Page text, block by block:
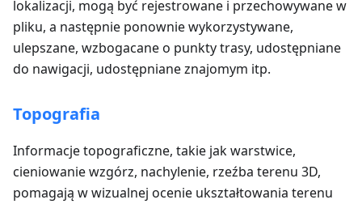
lokalizacji, mogą być rejestrowane i przechowywane w
pliku, a następnie ponownie wykorzystywane,
ulepszane, wzbogacane o punkty trasy, udostępniane
do nawigacji, udostępniane znajomym itp.
Topografia
Informacje topograficzne, takie jak warstwice,
cieniowanie wzgórz, nachylenie, rzeźba terenu 3D,
pomagają w wizualnej ocenie ukształtowania terenu